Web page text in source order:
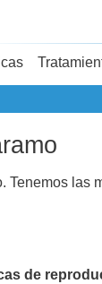
Tenemos las
de